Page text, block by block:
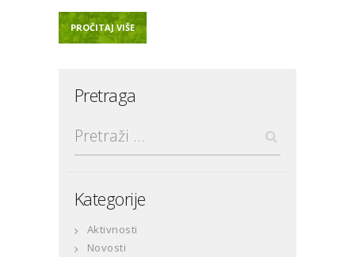
PROČITAJ VIŠE
Pretraga
Kategorije
Aktivnosti
Novosti